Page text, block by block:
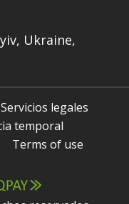
Ukraine,
Servicios legales
temporal
Terms of use